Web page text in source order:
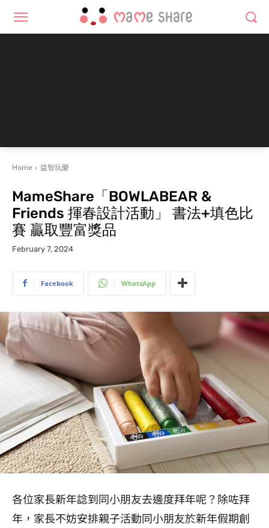
Home 益智玩樂
MameShare「BOWLABEAR &
Friends 揮春設計活動」 書法+填色比
賽 贏取豐富獎品
February 7, 2024
Facebook WhatsApp
各位家長新年諗到同小朋友去邊度拜年呢？除咗拜
年，家長不妨安排親子活動同小朋友於新年假期創